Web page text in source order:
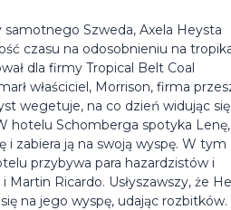
samotnego Szweda, Axela Heysta
czasu na odosobnieniu na
dla firmy Tropical Belt Coal
właściciel, Morrison, firma
wegetuje, na co dzień widując
hotelu Schomberga spotyka Lenę,
i zabiera ją na swoją wyspę. W tym
przybywa para hazardzistów i
Martin Ricardo. Usłyszawszy, że
na jego wyspę, udając rozbitków.